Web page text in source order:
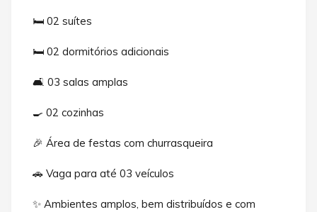
🛏️ 02 suítes
🛏️ 02 dormitórios adicionais
🛋️ 03 salas amplas
🍳 02 cozinhas
🎉 Área de festas com churrasqueira
🚗 Vaga para até 03 veículos
✨ Ambientes amplos, bem distribuídos e com